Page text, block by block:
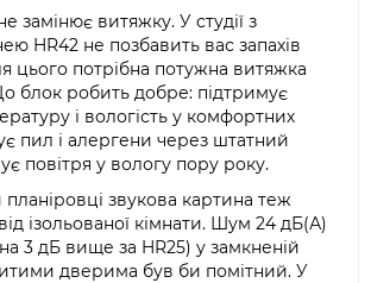
замінює витяжку. У студії з
HR42 не позбавить вас запахів
цього потрібна потужна витяжка
блок робить добре: підтримує
і вологість у комфортних
пил і алергени через штатний
повітря у вологу пору року.
звукова картина теж
ізольованої кімнати. Шум 24 дБ(А)
3 дБ вище за HR25) у замкненій
дверима був би помітний. У